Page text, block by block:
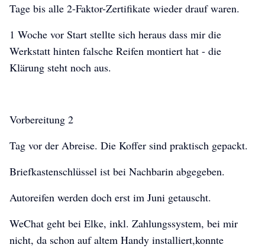
Tage bis alle 2-Faktor-Zertifikate wieder drauf waren.
1 Woche vor Start stellte sich heraus dass mir die
Werkstatt hinten falsche Reifen montiert hat - die
Klärung steht noch aus.
Vorbereitung 2
Tag vor der Abreise. Die Koffer sind praktisch gepackt.
Briefkastenschlüssel ist bei Nachbarin abgegeben.
Autoreifen werden doch erst im Juni getauscht.
WeChat geht bei Elke, inkl. Zahlungssystem, bei mir
nicht, da schon auf altem Handy installiert,konnte